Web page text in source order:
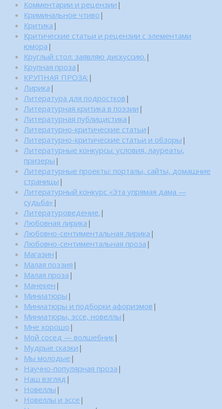
Комментарии и рецензии |
Криминальное чтиво |
Критика |
Критические статьи и рецензии с элементами
юмора |
Круглый стол: заявляю дискуссию. |
Крупная проза |
КРУПНАЯ ПРОЗА: |
Лирика |
Литература для подростков |
Литературная критика в поэзии |
Литературная публицистика |
Литературно-критические статьи |
Литературно-критические статьи и обзоры |
Литературные конкурсы: условия, лауреаты,
призеры |
Литературные проекты: порталы, сайты, домашние
страницы |
Литературный конкурс «Эта упрямая дама —
судьба» |
Литературоведение. |
Любовная лирика |
Любовно-сентиментальная лирика |
Любовно-сентиментальная проза |
Магазин |
Малая поэзия |
Малая проза |
Манекен |
Миниатюры |
Миниатюры и подборки афоризмов |
Миниатюры, эссе, новеллы |
Мне хорошо |
Мой сосед — волшебник|
Мудрые сказки |
Мы молодые |
Научно-популярная проза |
Наш взгляд |
Новеллы |
Новеллы и эссе |